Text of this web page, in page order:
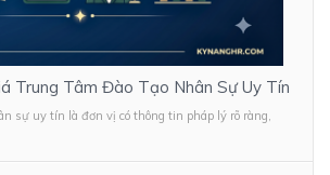
Trung Tâm Đào Tạo Nhân Sự Uy Tín
sự uy tín là đơn vị có thông tin pháp lý rõ ràng,